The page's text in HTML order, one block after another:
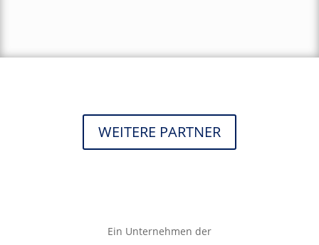
WEITERE PARTNER
Ein Unternehmen der